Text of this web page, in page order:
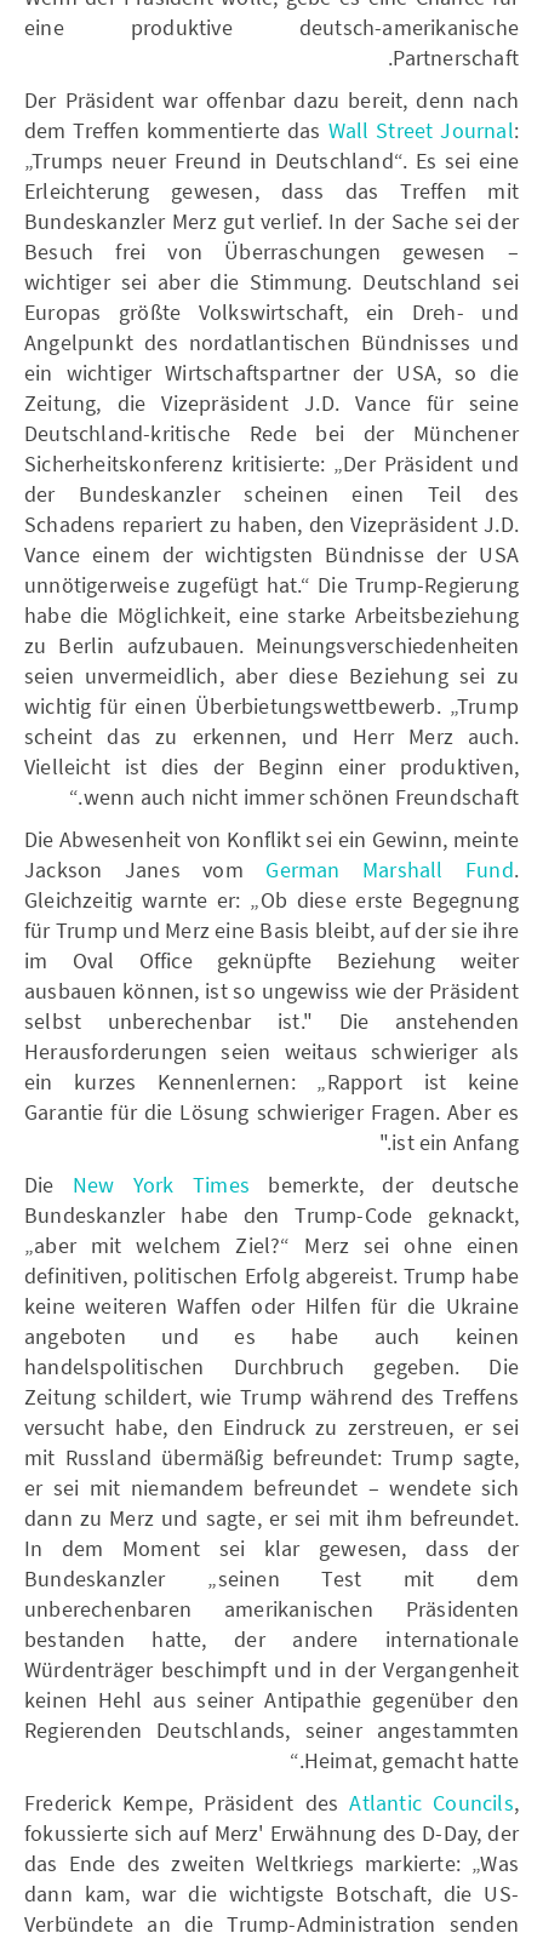
eine produktive deutsch-amerikanische
Partnerschaft.
Der Präsident war offenbar dazu bereit, denn nach
dem Treffen kommentierte das Wall Street Journal:
„Trumps neuer Freund in Deutschland“. Es sei eine
Erleichterung gewesen, dass das Treffen mit
Bundeskanzler Merz gut verlief. In der Sache sei der
Besuch frei von Überraschungen gewesen –
wichtiger sei aber die Stimmung. Deutschland sei
Europas größte Volkswirtschaft, ein Dreh- und
Angelpunkt des nordatlantischen Bündnisses und
ein wichtiger Wirtschaftspartner der USA, so die
Zeitung, die Vizepräsident J.D. Vance für seine
Deutschland-kritische Rede bei der Münchener
Sicherheitskonferenz kritisierte: „Der Präsident und
der Bundeskanzler scheinen einen Teil des
Schadens repariert zu haben, den Vizepräsident J.D.
Vance einem der wichtigsten Bündnisse der USA
unnötigerweise zugefügt hat.“ Die Trump-Regierung
habe die Möglichkeit, eine starke Arbeitsbeziehung
zu Berlin aufzubauen. Meinungsverschiedenheiten
seien unvermeidlich, aber diese Beziehung sei zu
wichtig für einen Überbietungswettbewerb. „Trump
scheint das zu erkennen, und Herr Merz auch.
Vielleicht ist dies der Beginn einer produktiven,
wenn auch nicht immer schönen Freundschaft.“
Die Abwesenheit von Konflikt sei ein Gewinn, meinte
Jackson Janes vom German Marshall Fund.
Gleichzeitig warnte er: „Ob diese erste Begegnung
für Trump und Merz eine Basis bleibt, auf der sie ihre
im Oval Office geknüpfte Beziehung weiter
ausbauen können, ist so ungewiss wie der Präsident
selbst unberechenbar ist." Die anstehenden
Herausforderungen seien weitaus schwieriger als
ein kurzes Kennenlernen: „Rapport ist keine
Garantie für die Lösung schwieriger Fragen. Aber es
ist ein Anfang."
Die New York Times bemerkte, der deutsche
Bundeskanzler habe den Trump-Code geknackt,
„aber mit welchem Ziel?“ Merz sei ohne einen
definitiven, politischen Erfolg abgereist. Trump habe
keine weiteren Waffen oder Hilfen für die Ukraine
angeboten und es habe auch keinen
handelspolitischen Durchbruch gegeben. Die
Zeitung schildert, wie Trump während des Treffens
versucht habe, den Eindruck zu zerstreuen, er sei
mit Russland übermäßig befreundet: Trump sagte,
er sei mit niemandem befreundet – wendete sich
dann zu Merz und sagte, er sei mit ihm befreundet.
In dem Moment sei klar gewesen, dass der
Bundeskanzler „seinen Test mit dem
unberechenbaren amerikanischen Präsidenten
bestanden hatte, der andere internationale
Würdenträger beschimpft und in der Vergangenheit
keinen Hehl aus seiner Antipathie gegenüber den
Regierenden Deutschlands, seiner angestammten
Heimat, gemacht hatte.“
Frederick Kempe, Präsident desAtlantic Councils,
fokussierte sich auf Merz' Erwähnung des D-Day, der
das Ende des zweiten Weltkriegs markierte: „Was
dann kam, war die wichtigste Botschaft, die US-
Verbündete an die Trump-Administration senden